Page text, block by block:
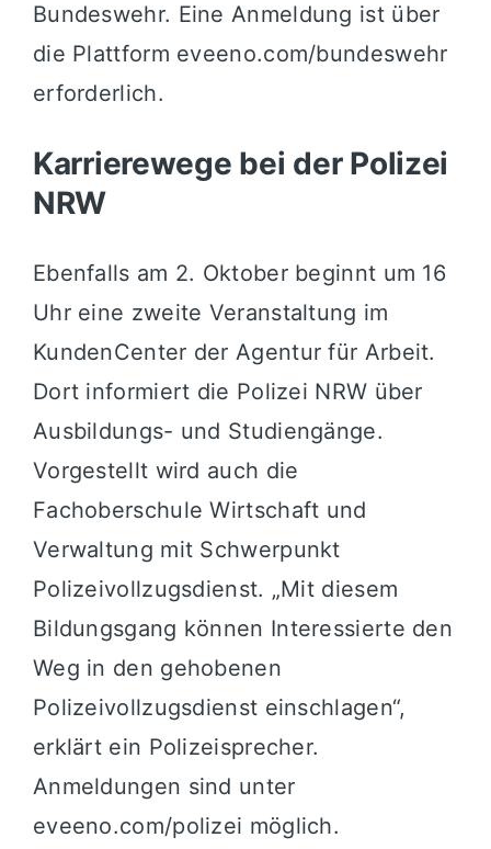
Bundeswehr. Eine Anmeldung ist über
die Plattform eveeno.com/bundeswehr
erforderlich.
Karrierewege bei der Polizei
NRW
Ebenfalls am 2. Oktober beginnt um 16
Uhr eine zweite Veranstaltung im
KundenCenter der Agentur für Arbeit.
Dort informiert die Polizei NRW über
Ausbildungs- und Studiengänge.
Vorgestellt wird auch die
Fachoberschule Wirtschaft und
Verwaltung mit Schwerpunkt
Polizeivollzugsdienst. „Mit diesem
Bildungsgang können Interessierte den
Weg in den gehobenen
Polizeivollzugsdienst einschlagen“,
erklärt ein Polizeisprecher.
Anmeldungen sind unter
eveeno.com/polizei möglich.